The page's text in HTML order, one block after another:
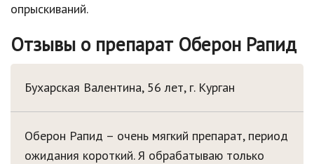
опрыскиваний.
Отзывы о препарат Оберон Рапид
Бухарская Валентина, 56 лет, г. Курган
Оберон Рапид – очень мягкий препарат, период
ожидания короткий. Я обрабатываю только